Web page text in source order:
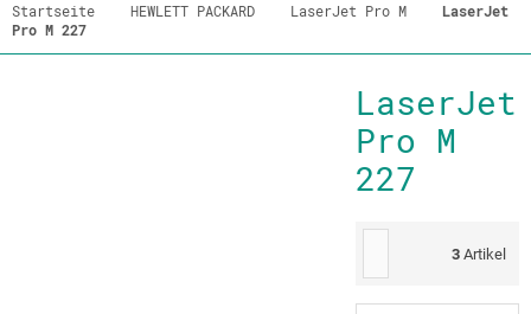
Startseite HEWLETT PACKARD LaserJet Pro M
LaserJet
Pro M 227
LaserJet
Pro M
227
3 Artikel